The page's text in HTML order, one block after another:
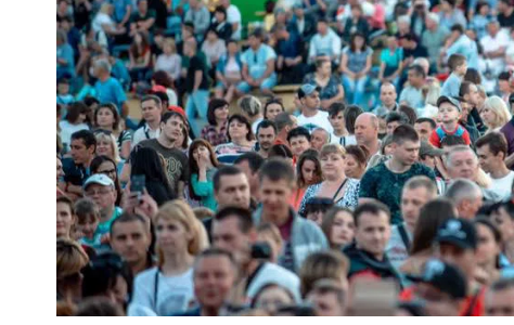
ПОЛІЦІЯ ПОЛТАВЩИНИ РОЗШУКУЄ 62-РІЧНУ
ЛЮДМИЛУ ТИМЧЕНКО
26 листопада 2025 0